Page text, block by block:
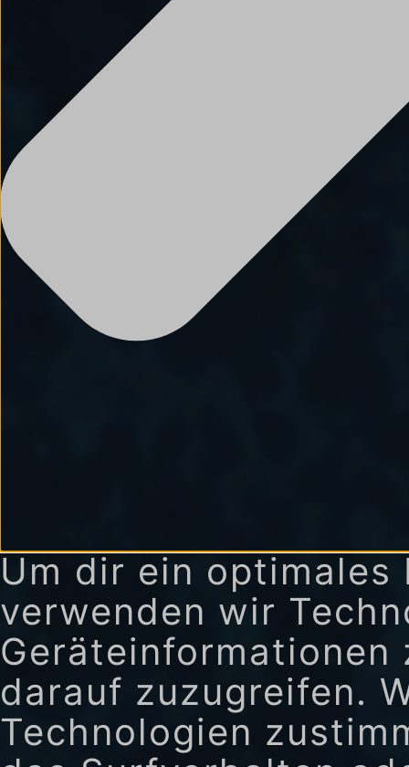
Um dir ein
verwenden wir
darauf zuzugreifen.
Technologien